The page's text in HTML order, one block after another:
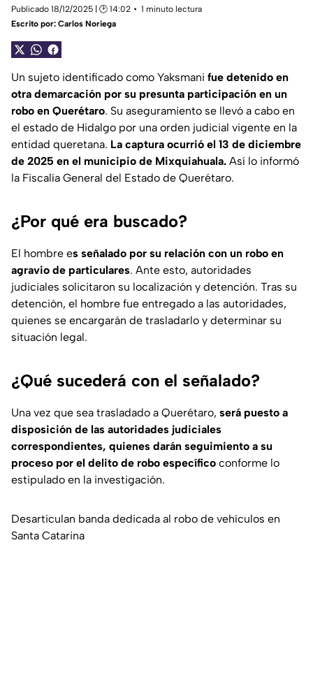
Publicado 18/12/2025 | 🕑 14:02
1 minuto lectura
Escrito por: Carlos Noriega
Un sujeto identificado como Yaksmani fue detenido en
otra demarcación por su presunta participación en un
robo en Querétaro. Su aseguramiento se llevó a cabo en
el estado de Hidalgo por una orden judicial vigente en la
entidad queretana. La captura ocurrió el 13 de diciembre
de 2025 en el municipio de Mixquiahuala. Así lo informó
la Fiscalía General del Estado de Querétaro.
¿Por qué era buscado?
El hombre es señalado por su relación con un robo en
agravio de particulares. Ante esto, autoridades
judiciales solicitaron su localización y detención. Tras su
detención, el hombre fue entregado a las autoridades,
quienes se encargarán de trasladarlo y determinar su
situación legal.
¿Qué sucederá con el señalado?
Una vez que sea trasladado a Querétaro, será puesto a
disposición de las autoridades judiciales
correspondientes, quienes darán seguimiento a su
proceso por el delito de robo específico conforme lo
estipulado en la investigación.
Desarticulan banda dedicada al robo de vehículos en
Santa Catarina